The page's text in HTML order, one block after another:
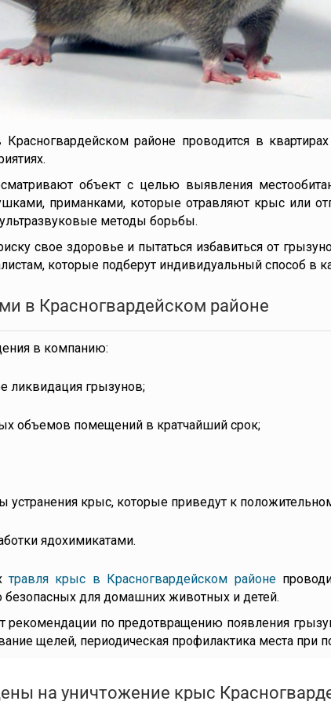
районе проводится в
объект с целью выявления
приманками, которые отравляют крыс или
методы борьбы.
свое здоровье и пытаться избавиться от
которые подберут индивидуальный способ в
в Красногвардейском районе
в компанию:
ликвидация грызунов;
объемов помещений в кратчайший срок;
устранения крыс, которые приведут к
ядохимикатами.
травля крыс в Красногвардейском районе
безопасных для домашних животных и детей.
рекомендации по предотвращению появления
щелей, периодическая профилактика места при
на уничтожение крыс